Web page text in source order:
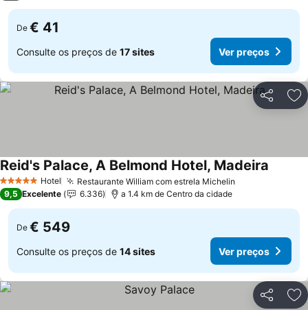
De € 41
Consulte os preços de 17 sites Ver preços
Partilhar
5 Estrelas Hotel Restaurante William com estrela Michelin
Reid's Palace, A Belmond Hotel, Madeira
9,5 Excelente 6.336 a 1.4 km de Centro da cidade
De € 549
Consulte os preços de 14 sites Ver preços
Partilhar